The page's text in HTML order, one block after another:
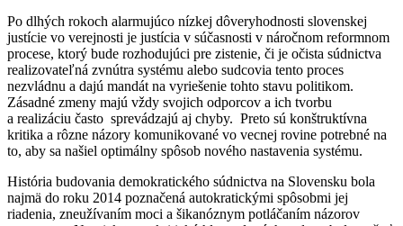
Po dlhých rokoch alarmujúco nízkej dôveryhodnosti slovenskej
justície vo verejnosti je justícia v súčasnosti v náročnom reformnom
procese, ktorý bude rozhodujúci pre zistenie, či je očista súdnictva
realizovateľná zvnútra systému alebo sudcovia tento proces
nezvládnu a dajú mandát na vyriešenie tohto stavu politikom.
Zásadné zmeny majú vždy svojich odporcov a ich tvorbu
a realizáciu často sprevádzajú aj chyby. Preto sú konštruktívna
kritika a rôzne názory komunikované vo vecnej rovine potrebné na
to, aby sa našiel optimálny spôsob nového nastavenia systému.
História budovania demokratického súdnictva na Slovensku bola
najmä do roku 2014 poznačená autokratickými spôsobmi jej
riadenia, zneužívaním moci a šikanóznym potláčaním názorov